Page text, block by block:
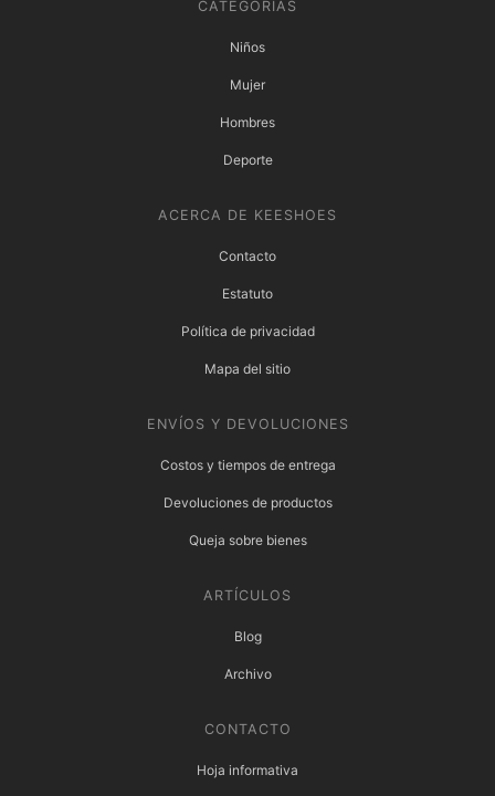
CATEGORÍAS
Niños
Mujer
Hombres
Deporte
ACERCA DE KEESHOES
Contacto
Estatuto
Política de privacidad
Mapa del sitio
ENVÍOS Y DEVOLUCIONES
Costos y tiempos de entrega
Devoluciones de productos
Queja sobre bienes
ARTÍCULOS
Blog
Archivo
CONTACTO
Hoja informativa